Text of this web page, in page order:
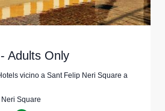
Adults Only
vicino a Sant Felip Neri Square a
Square